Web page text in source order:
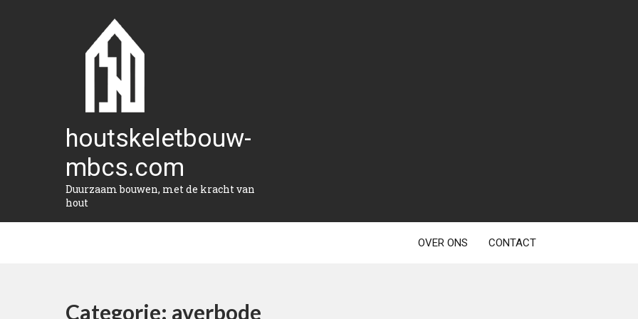
houtskeletbouw-
mbcs.com
Duurzaam bouwen, met de kracht van
hout
OVER ONS CONTACT
Categorie: averbode